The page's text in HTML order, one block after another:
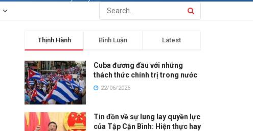
Thịnh Hành Bình Luận Latest
Cuba đương đầu với những
thách thức chính trị trong nước
22/06/2025
Tin đồn về sự lung lay quyền lực
của Tập Cận Bình: Hiện thực hay